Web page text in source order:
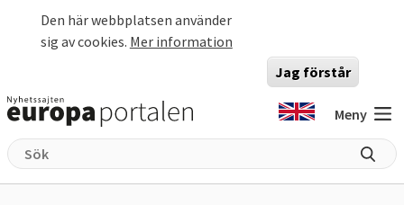
Den här webbplatsen använder
sig av cookies. Mer information
Jag förstår
Meny